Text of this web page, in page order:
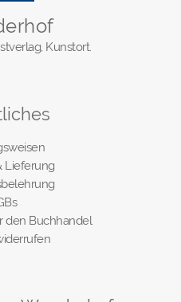
Kunstort.
Lieferung
den Buchhandel